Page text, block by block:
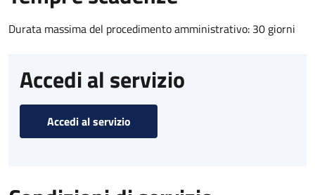
Durata massima del procedimento amministrativo: 30 giorni
Accedi al servizio
Accedi al servizio